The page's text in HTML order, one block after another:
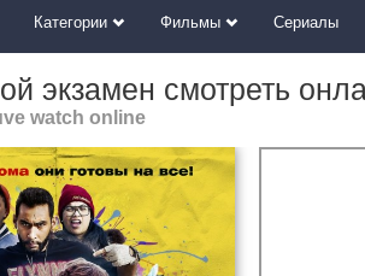
Категории Фильмы Сериалы
экзамен смотреть
watch online